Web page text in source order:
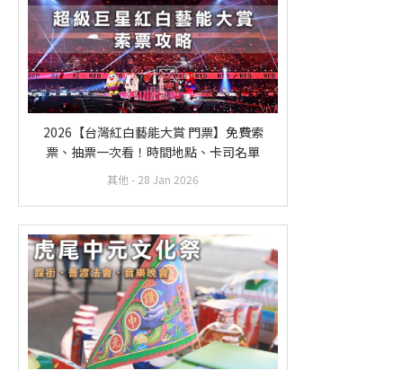
2026【台灣紅白藝能大賞 門票】免費索
票、抽票一次看！時間地點、卡司名單
其他 - 28 Jan 2026